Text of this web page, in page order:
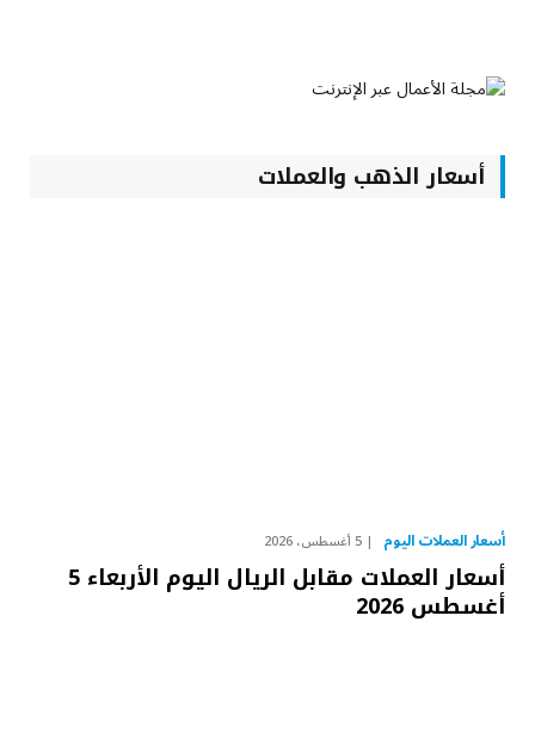
أسعار الذهب والعملات
أسعار العملات اليوم 5 أغسطس، 2026
أسعار العملات مقابل الريال اليوم الأربعاء 5
أغسطس 2026